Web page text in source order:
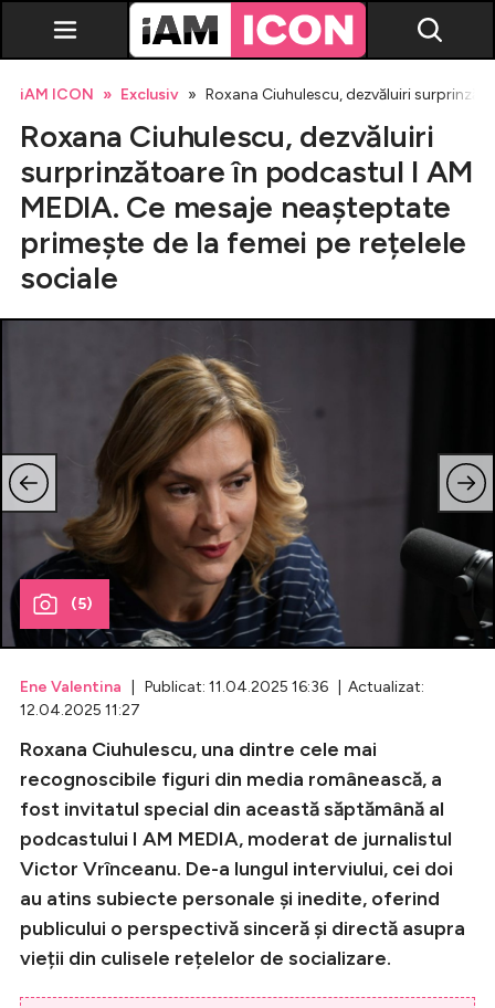
Vedete
Evenimente
Emisiuni TV
Horoscop
Lifestyle
Celebrități
Breaking News
Creează cont
iAM ICON Exclusiv Roxana Ciuhulescu, dezvăluiri
Roxana Ciuhulescu, dezvăluiri
surprinzătoare în podcastul I AM
MEDIA. Ce mesaje neașteptate
primește de la femei pe rețelele
sociale
(5)
Ene Valentina | Publicat: 11.04.2025 16:36 | Actualizat:
12.04.2025 11:27
Roxana Ciuhulescu, una dintre cele mai
recognoscibile figuri din media românească, a
fost invitatul special din această săptămână al
podcastului I AM MEDIA, moderat de jurnalistul
Victor Vrînceanu. De-a lungul interviului, cei doi
au atins subiecte personale și inedite, oferind
publicului o perspectivă sinceră și directă asupra
vieții din culisele rețelelor de socializare.